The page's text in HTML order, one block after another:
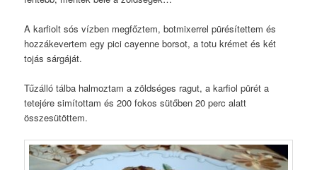
A karfiolt sós vízben megfőztem, botmixerrel pürésítettem és
hozzákevertem egy pici cayenne borsot, a totu krémet és két
tojás sárgáját.
Tűzálló tálba halmoztam a zöldséges ragut, a karfiol pürét a
tetejére simítottam és 200 fokos sütőben 20 perc alatt
összesütöttem.